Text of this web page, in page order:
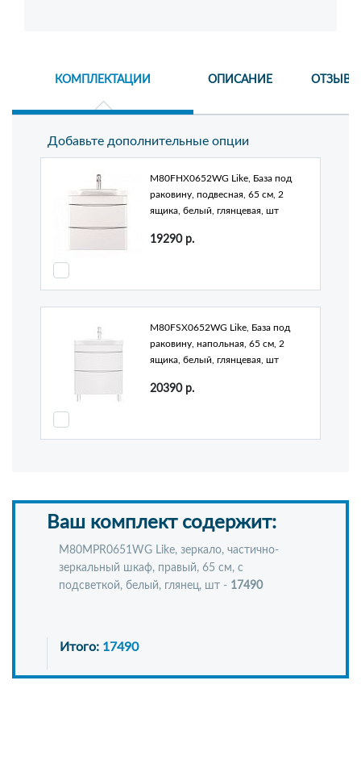
КОМПЛЕКТАЦИИ ОПИСАНИЕ ОТЗЫВЫ
Добавьте дополнительные опции
M80FHX0652WG Like, База под
раковину, подвесная, 65 см, 2
ящика, белый, глянцевая, шт
19290р.
M80FSX0652WG Like, База под
раковину, напольная, 65 см, 2
ящика, белый, глянцевая, шт
20390р.
Ваш комплект содержит:
M80MPR0651WG Like, зеркало, частично-
зеркальный шкаф, правый, 65 см, с
подсветкой, белый, глянец, шт - 17490
Итого: 17490